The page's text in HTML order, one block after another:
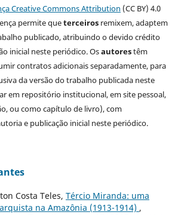
Creative Commons Attribution (CC BY) 4.0
permite queterceirosremixem, adaptem
publicado, atribuindo o devido crédito
inicial neste periódico. Osautorestêm
contratos adicionais separadamente, para
da versão do trabalho publicada neste
em repositório institucional, em site pessoal,
ou como capítulo de livro), com
e publicação inicial neste periódico.
Costa Teles, Tércio Miranda: uma
na Amazônia (1913-1914) ,